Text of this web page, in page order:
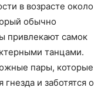
в возрасте около
обычно
привлекают самок
танцами.
пары, которые
и заботятся о